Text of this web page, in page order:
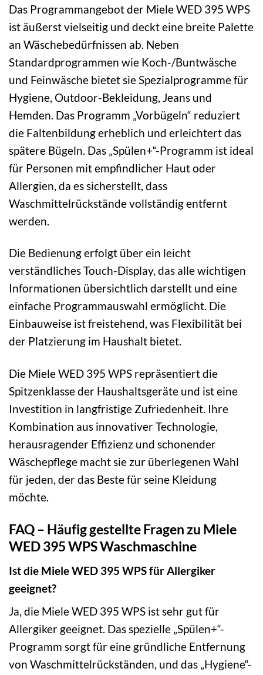
Das Programmangebot der Miele WED 395 WPS
ist äußerst vielseitig und deckt eine breite Palette
an Wäschebedürfnissen ab. Neben
Standardprogrammen wie Koch-/Buntwäsche
und Feinwäsche bietet sie Spezialprogramme für
Hygiene, Outdoor-Bekleidung, Jeans und
Hemden. Das Programm „Vorbügeln“ reduziert
die Faltenbildung erheblich und erleichtert das
spätere Bügeln. Das „Spülen+“-Programm ist ideal
für Personen mit empfindlicher Haut oder
Allergien, da es sicherstellt, dass
Waschmittelrückstände vollständig entfernt
werden.
Die Bedienung erfolgt über ein leicht
verständliches Touch-Display, das alle wichtigen
Informationen übersichtlich darstellt und eine
einfache Programmauswahl ermöglicht. Die
Einbauweise ist freistehend, was Flexibilität bei
der Platzierung im Haushalt bietet.
Die Miele WED 395 WPS repräsentiert die
Spitzenklasse der Haushaltsgeräte und ist eine
Investition in langfristige Zufriedenheit. Ihre
Kombination aus innovativer Technologie,
herausragender Effizienz und schonender
Wäschepflege macht sie zur überlegenen Wahl
für jeden, der das Beste für seine Kleidung
möchte.
FAQ – Häufig gestellte Fragen zu Miele
WED 395 WPS Waschmaschine
Ist die Miele WED 395 WPS für Allergiker
geeignet?
Ja, die Miele WED 395 WPS ist sehr gut für
Allergiker geeignet. Das spezielle „Spülen+“-
Programm sorgt für eine gründliche Entfernung
von Waschmittelrückständen, und das „Hygiene“-